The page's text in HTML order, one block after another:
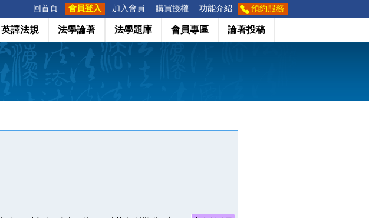
回首頁 會員登入 加入會員 購買授權 功能介紹 預約服務
英譯法規 法學論著 法學題庫 會員專區 論著投稿